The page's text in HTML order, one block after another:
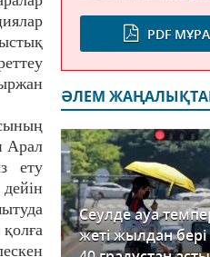
Арал
ету
PDF
ӘЛЕМ
Сеулде ауа
жеті жылдан